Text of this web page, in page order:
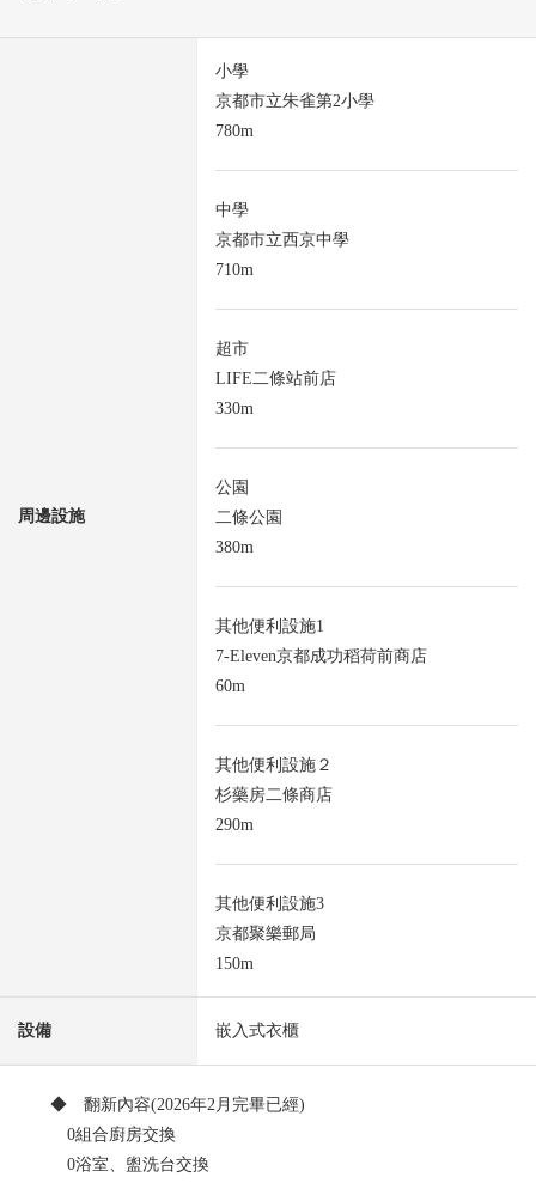
周邊設施
小學
京都市立朱雀第2小學
780m
中學
京都市立西京中學
710m
超市
LIFE二條站前店
330m
公園
二條公園
380m
其他便利設施1
7-Eleven京都成功稻荷前商店
60m
其他便利設施２
杉藥房二條商店
290m
其他便利設施3
京都聚樂郵局
150m
設備 嵌入式衣櫃
◆ 翻新內容(2026年2月完畢已經)
0組合廚房交換
0浴室、盥洗台交換